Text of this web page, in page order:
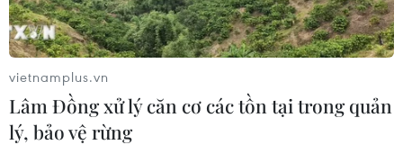
vietnamplus.vn
Lâm Đồng xử lý căn cơ các tồn tại trong quản
lý, bảo vệ rừng